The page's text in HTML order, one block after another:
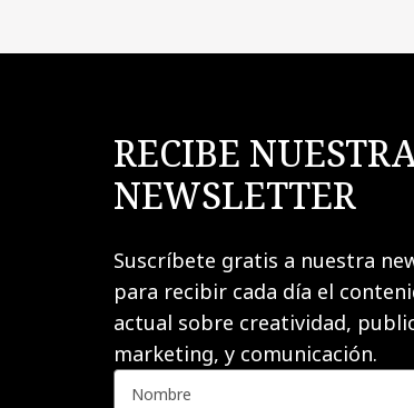
RECIBE
NEWSLETTER
Suscríbete gratis a nuestra
para recibir cada día el
actual sobre creatividad,
marketing, y comunicación.